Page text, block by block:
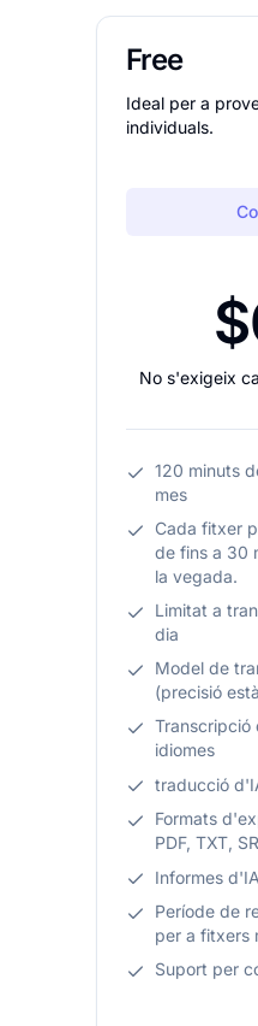
Free
Ideal per a
individuals.
No s'exigeix
120 minuts
mes
Cada fitxer
de fins a 30
la vegada.
Limitat a
dia
Model de
(precisió
Transcripció
idiomes
traducció
Formats
PDF, TXT,
Informes
Període de
per a fitxers
Suport per